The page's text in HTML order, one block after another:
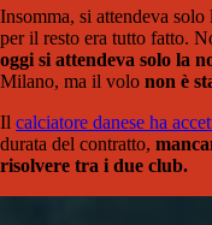
Insomma, si attendeva
per il resto era tutto fatto.
oggi si attendeva solo la
Milano, ma il volo non è
Il calciatore danese ha
durata del contratto,
risolvere tra i due club.